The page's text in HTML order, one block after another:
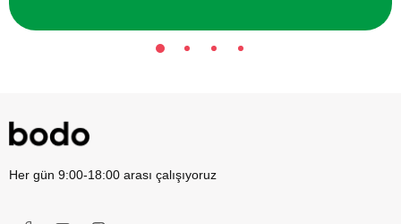
Her gün 9:00-18:00 arası çalışıyoruz